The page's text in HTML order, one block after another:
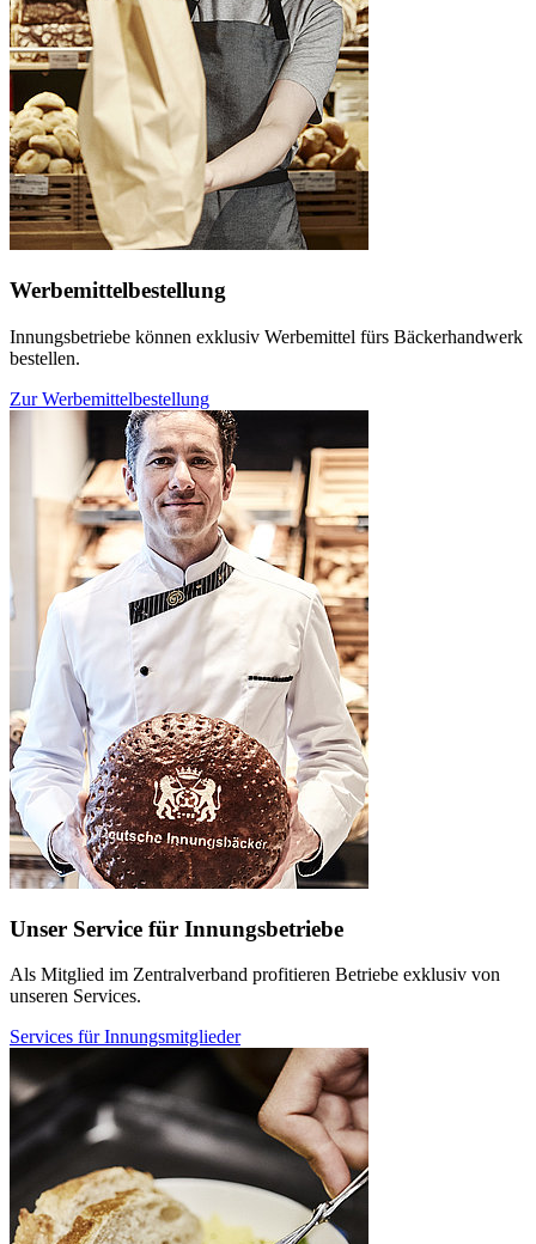
Werbemittelbestellung
Innungsbetriebe können exklusiv Werbemittel fürs Bäckerhandwerk
bestellen.
Zur Werbemittelbestellung
Unser Service für Innungsbetriebe
Als Mitglied im Zentralverband profitieren Betriebe exklusiv von
unseren Services.
Services für Innungsmitglieder